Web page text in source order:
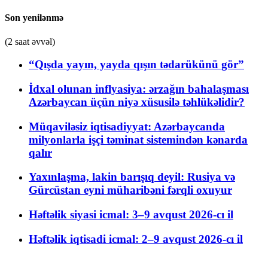
Son yenilənmə
(2 saat əvvəl)
“Qışda yayın, yayda qışın tədarükünü gör”
İdxal olunan inflyasiya: ərzağın bahalaşması
Azərbaycan üçün niyə xüsusilə təhlükəlidir?
Müqaviləsiz iqtisadiyyat: Azərbaycanda
milyonlarla işçi təminat sistemindən kənarda
qalır
Yaxınlaşma, lakin barışıq deyil: Rusiya və
Gürcüstan eyni müharibəni fərqli oxuyur
Həftəlik siyasi icmal: 3–9 avqust 2026-cı il
Həftəlik iqtisadi icmal: 2–9 avqust 2026-cı il